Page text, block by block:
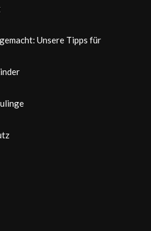
Unsere Tipps für